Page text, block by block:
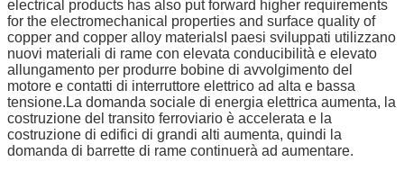
electrical products has also put forward higher requirements
for the electromechanical properties and surface quality of
copper and copper alloy materialsI paesi sviluppati utilizzano
nuovi materiali di rame con elevata conducibilità e elevato
allungamento per produrre bobine di avvolgimento del
motore e contatti di interruttore elettrico ad alta e bassa
tensione.La domanda sociale di energia elettrica aumenta, la
costruzione del transito ferroviario è accelerata e la
costruzione di edifici di grandi alti aumenta, quindi la
domanda di barrette di rame continuerà ad aumentare.